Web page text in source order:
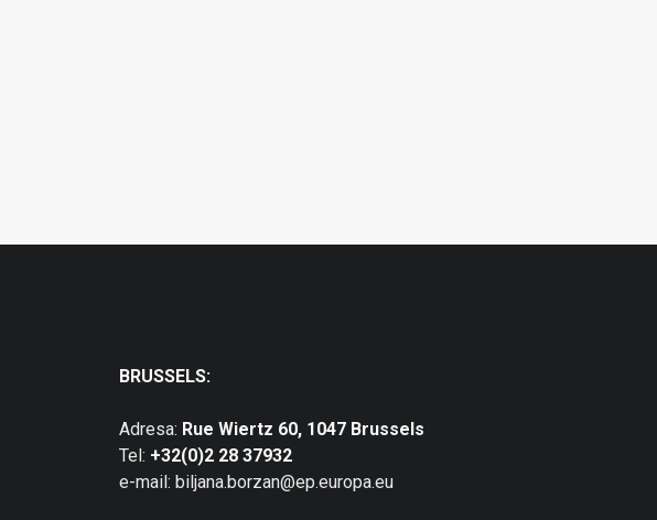
BRUSSELS:
Adresa: Rue Wiertz 60, 1047 Brussels
Tel: +32(0)2 28 37932
e-mail: biljana.borzan@ep.europa.eu